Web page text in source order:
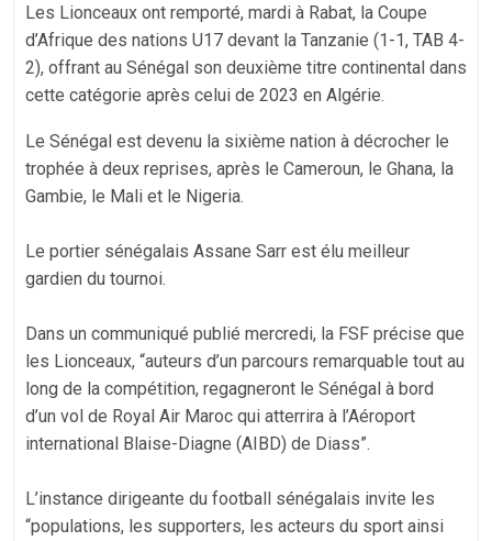
‎Les Lionceaux ont remporté, mardi à Rabat, la Coupe
d’Afrique des nations U17 devant la Tanzanie (1-1, TAB 4-
2), offrant au Sénégal son deuxième titre continental dans
cette catégorie après celui de 2023 en Algérie.
Le Sénégal est devenu la sixième nation à décrocher le
trophée à deux reprises, après le Cameroun, le Ghana, la
Gambie, le Mali et le Nigeria.
‎Le portier sénégalais Assane Sarr est élu meilleur
gardien du tournoi.
‎Dans un communiqué publié mercredi, la FSF précise que
les Lionceaux, “auteurs d’un parcours remarquable tout au
long de la compétition, regagneront le Sénégal à bord
d’un vol de Royal Air Maroc qui atterrira à l’Aéroport
international Blaise-Diagne (AIBD) de Diass”.
‎L’instance dirigeante du football sénégalais invite les
“populations, les supporters, les acteurs du sport ainsi